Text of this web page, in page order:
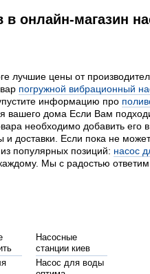
онлайн-магазин
лучшие цены от
погружной вибрационный
информацию про
вашего дома Если Вам
необходимо добавить его
и доставки. Если пока не
популярных позиций: насос
Мы с радостью
Насосные
станции киев
Насос для воды